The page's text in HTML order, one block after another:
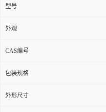
型号
外观
CAS编号
包装规格
外形尺寸